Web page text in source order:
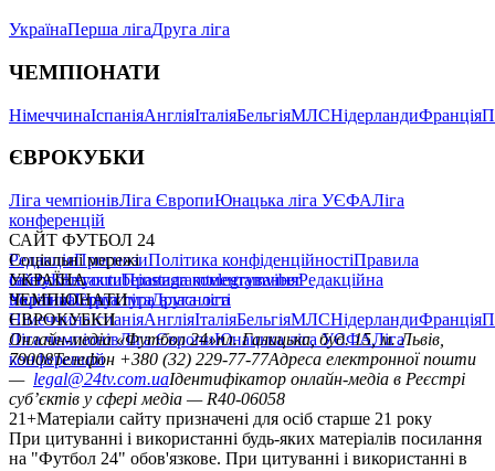
УкраїнаПерша лігаДруга ліга
ЧЕМПІОНАТИ
НімеччинаІспаніяАнгліяІталіяБельгіяМЛСНідерландиФранція
ЄВРОКУБКИ
Ліга чемпіонівЛіга ЄвропиЮнацька ліга УЄФАЛіга
конференцій
САЙТ ФУТБОЛ 24
РедакціяПрогнозиПолітика конфіденційностіПравила
сайтуКонтактиПравила коментуванняРедакційна
політикаСтруктура власності
Соціальні мережі
facebookxyoutubeinstagramtelegramviber
УКРАЇНА
УкраїнаПерша лігаДруга ліга
ЧЕМПІОНАТИ
НімеччинаІспаніяАнгліяІталіяБельгіяМЛСНідерландиФранція
ЄВРОКУБКИ
Ліга чемпіонівЛіга ЄвропиЮнацька ліга УЄФАЛіга
конференцій
Онлайн-медіа «Футбол 24»пл. Галицька, буд. 15, м. Львів,
79008Телефон +380 (32) 229-77-77Адреса електронної пошти
— legal@24tv.com.uaІдентифікатор онлайн-медіа в Реєстрі
суб’єктів у сфері медіа — R40-06058
21+Матеріали сайту призначені для осіб старше 21 року
При цитуванні і використанні будь-яких матеріалів посилання
на "Футбол 24" обов'язкове. При цитуванні і використанні в